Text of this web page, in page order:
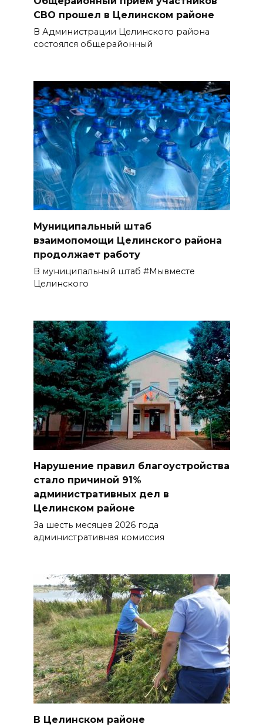
СВО прошел в Целинском районе
В Администрации Целинского района
состоялся общерайонный
Муниципальный штаб
взаимопомощи Целинского района
продолжает работу
В муниципальный штаб #Мывместе
Целинского
Нарушение правил благоустройства
стало причиной 91%
административных дел в
Целинском районе
За шесть месяцев 2026 года
административная комиссия
В Целинском районе